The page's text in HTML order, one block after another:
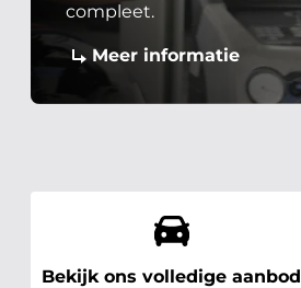
compleet.
Meer informatie
Bekijk ons volledige aanbod